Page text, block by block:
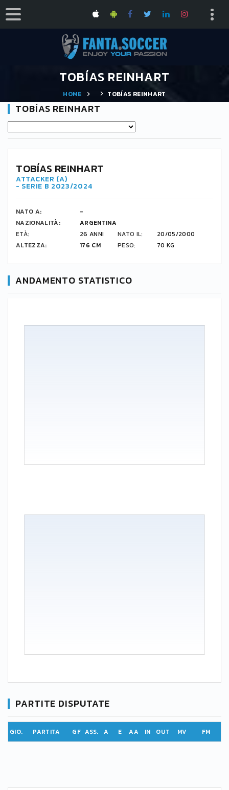
TOBÍAS REINHART
HOME TOBÍAS REINHART
TOBÍAS REINHART
TOBÍAS REINHART
ATTACKER (A)
- SERIE B 2023/2024
NATO A:
-
NAZIONALITÀ:
ARGENTINA
ETÀ:
26 ANNI NATO IL:
20/05/2000
ALTEZZA:
176 CM PESO: 70 KG
ANDAMENTO STATISTICO
PARTITE DISPUTATE
GIO. PARTITA GF ASS. A E AA IN OUT MV FM